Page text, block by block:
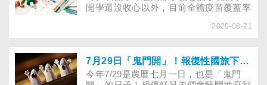
回憶吧！
開學還沒收心以外，目前全體疫苗覆蓋率
擔心子女在學校會因人多，而增加罹患新
「提升免疫力的飲食指南」，幫助家長一
起安心送孩子開學去吧！(2021.8.30更新)
2020-08-21
7月29日「鬼門開」！報復性國旅下，不可不知的鬼月禁忌
今年7/29是農曆七月一日，也是「鬼門